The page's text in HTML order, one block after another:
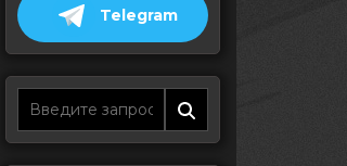
Telegram